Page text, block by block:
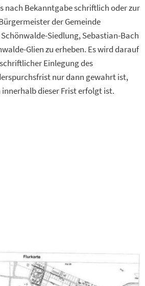
nach Bekanntgabe schriftlich oder zur
der Gemeinde
Siedlung, Sebastian-Bach
Glien zu erheben. Es wird darauf
Einlegung des
nur dann gewahrt ist,
dieser Frist erfolgt ist.